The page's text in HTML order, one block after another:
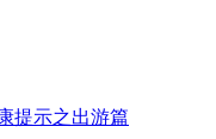
提示之出游篇